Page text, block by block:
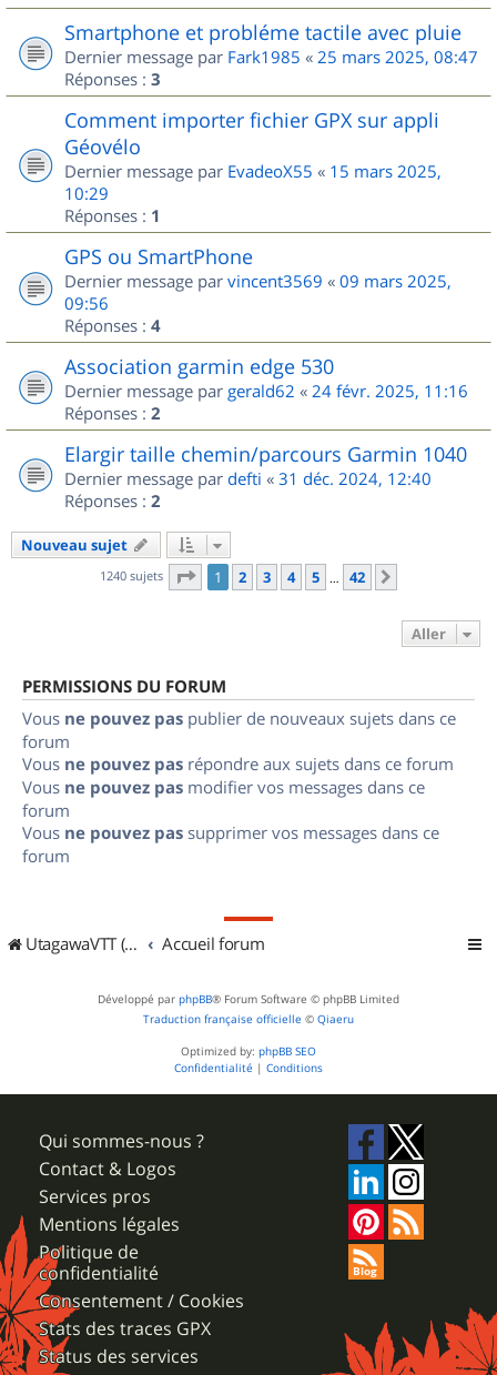
Smartphone et probléme tactile avec pluie
Dernier message par Fark1985 « 25 mars 2025, 08:47
Réponses : 3
Comment importer fichier GPX sur appli
Géovélo
Dernier message par EvadeoX55 « 15 mars 2025,
10:29
Réponses : 1
GPS ou SmartPhone
Dernier message par vincent3569 « 09 mars 2025,
09:56
Réponses : 4
Association garmin edge 530
Dernier message par gerald62 « 24 févr. 2025, 11:16
Réponses : 2
Elargir taille chemin/parcours Garmin 1040
Dernier message par defti « 31 déc. 2024, 12:40
Réponses : 2
Nouveau sujet
1240 sujets Page 1sur
1 2 3 4 5 … 42
Aller
PERMISSIONS DU FORUM
Vous ne pouvez pas publier de nouveaux sujets dans ce
forum
Vous ne pouvez pas répondre aux sujets dans ce forum
Vous ne pouvez pas modifier vos messages dans ce
forum
Vous ne pouvez pas supprimer vos messages dans ce
forum
UtagawaVTT (Randos VTT et VTTAE avec traces GPS) Accueil forum
Développé par phpBB® Forum Software © phpBB Limited
Traduction française officielle © Qiaeru
Optimized by: phpBB SEO
Confidentialité | Conditions
Qui sommes-nous ?
Contact & Logos
Services pros
Mentions légales
Politique de
confidentialité
Consentement / Cookies
Stats des traces GPX
Status des services